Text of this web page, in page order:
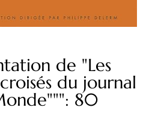
de "Les
du journal
80